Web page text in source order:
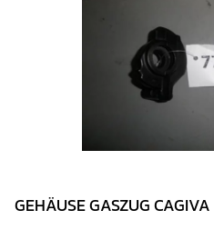
GEHÄUSE GASZUG